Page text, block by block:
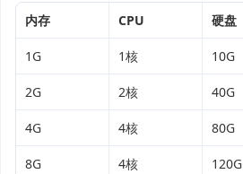
内存 CPU 硬盘
1G 1核 10G
2G 2核 40G
4G 4核 80G
8G 4核 120G